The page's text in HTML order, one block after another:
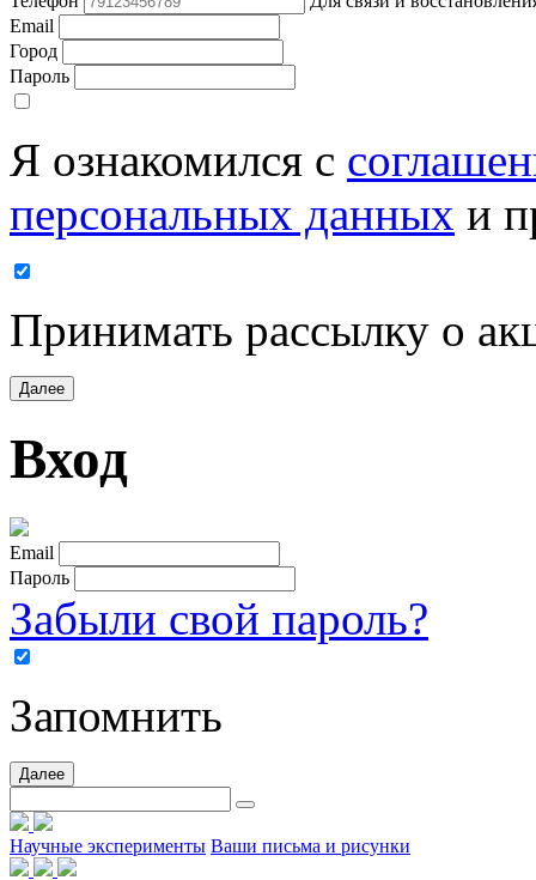
Email
Город
Пароль
Я ознакомился с
персональных данных и
Принимать рассылку о
Далее
Вход
Email
Пароль
Забыли свой пароль?
Запомнить
Далее
Научные эксперименты Ваши письма и рисунки